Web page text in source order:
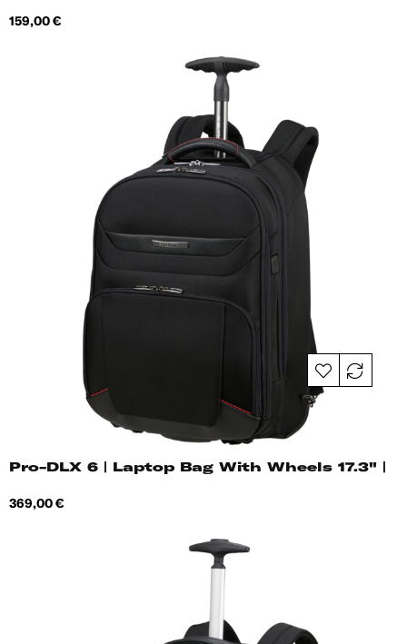
Hind
159,00 €
Pro-DLX 6 | Laptop Bag With Wheels 17.3" |
Hind
369,00 €